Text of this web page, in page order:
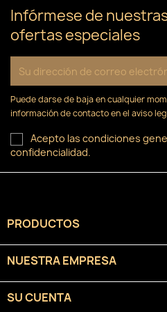
Infórmese de
ofertas especiales
Puede darse de baja en cualquier
información de contacto en el aviso
Acepto las condiciones
confidencialidad.
PRODUCTOS
NUESTRA EMPRESA
SU CUENTA